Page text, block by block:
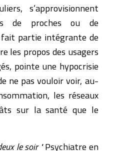
s’approvisionnent
de proches ou de
fait partie intégrante de
les propos des usagers
pointe une hypocrisie
ne pas vouloir voir, au-
les réseaux
sur la santé que le
le soir "Psychiatre en